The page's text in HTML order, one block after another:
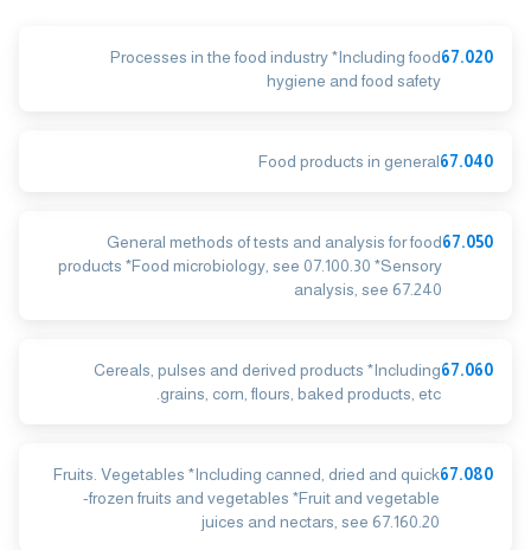
67.020
Processes in the food industry *Including food
hygiene and food safety
67.040
Food products in general
67.050
General methods of tests and analysis for food
products *Food microbiology, see 07.100.30 *Sensory
analysis, see 67.240
67.060
Cereals, pulses and derived products *Including
grains, corn, flours, baked products, etc.
67.080
Fruits. Vegetables *Including canned, dried and quick
-frozen fruits and vegetables *Fruit and vegetable
juices and nectars, see 67.160.20